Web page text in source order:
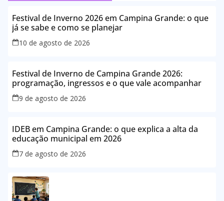
Festival de Inverno 2026 em Campina Grande: o que
já se sabe e como se planejar
10 de agosto de 2026
Festival de Inverno de Campina Grande 2026:
programação, ingressos e o que vale acompanhar
9 de agosto de 2026
IDEB em Campina Grande: o que explica a alta da
educação municipal em 2026
7 de agosto de 2026